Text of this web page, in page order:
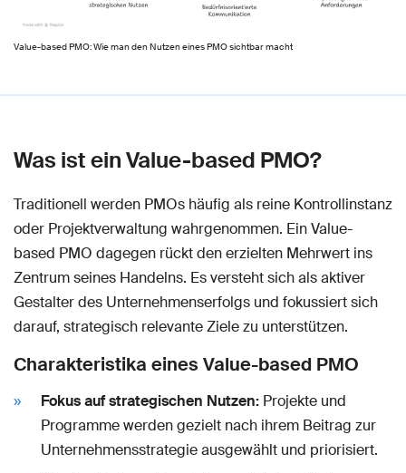
Value-based PMO: Wie man den Nutzen eines PMO sichtbar macht
Was ist ein Value-based PMO?
Traditionell werden PMOs häufig als reine Kontrollinstanz
oder Projektverwaltung wahrgenommen. Ein Value-
based PMO dagegen rückt den erzielten Mehrwert ins
Zentrum seines Handelns. Es versteht sich als aktiver
Gestalter des Unternehmenserfolgs und fokussiert sich
darauf, strategisch relevante Ziele zu unterstützen.
Charakteristika eines Value-based PMO
Fokus auf strategischen Nutzen: Projekte und
Programme werden gezielt nach ihrem Beitrag zur
Unternehmensstrategie ausgewählt und priorisiert.